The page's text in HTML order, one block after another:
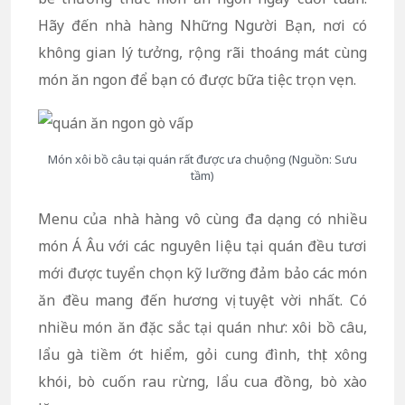
Hãy đến nhà hàng Những Người Bạn, nơi có
không gian lý tưởng, rộng rãi thoáng mát cùng
món ăn ngon để bạn có được bữa tiệc trọn vẹn.
Món xôi bồ câu tại quán rất được ưa chuộng (Nguồn: Sưu
tầm)
Menu của nhà hàng vô cùng đa dạng có nhiều
món Á Âu với các nguyên liệu tại quán đều tươi
mới được tuyển chọn kỹ lưỡng đảm bảo các món
ăn đều mang đến hương vị tuyệt vời nhất. Có
nhiều món ăn đặc sắc tại quán như: xôi bồ câu,
lẩu gà tiềm ớt hiểm, gỏi cung đình, thịt xông
khói, bò cuốn rau rừng, lẩu cua đồng, bò xào